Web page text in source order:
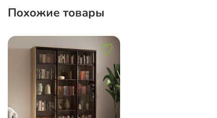
Похожие товары